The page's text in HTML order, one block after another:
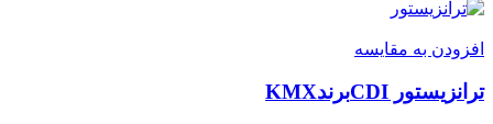
افزودن به مقایسه
ترانزیستور CDIبرندKMX